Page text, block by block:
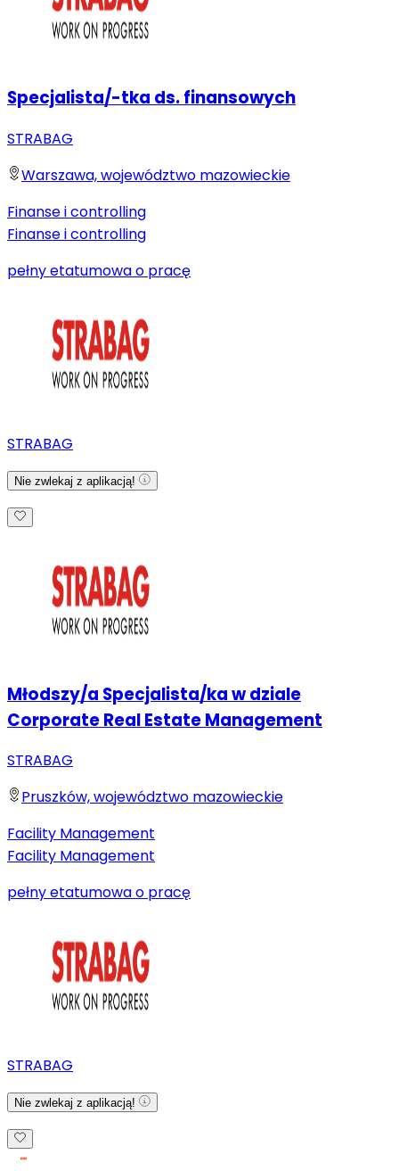
Specjalista/-tka ds. finansowych
STRABAG
Warszawa, województwo mazowieckie
Finanse i controlling
Finanse i controlling
pełny etatumowa o pracę
STRABAG
Nie zwlekaj z aplikacją!
Młodszy/a Specjalista/ka w dziale
Corporate Real Estate Management
STRABAG
Pruszków, województwo mazowieckie
Facility Management
Facility Management
pełny etatumowa o pracę
STRABAG
Nie zwlekaj z aplikacją!